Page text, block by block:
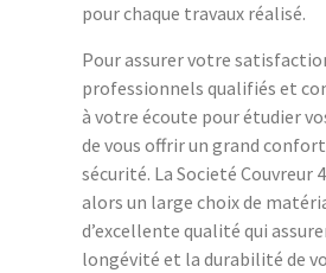
pour chaque travaux réalisé.
Pour assurer votre
professionnels qualifiés et
à votre écoute pour étudier
de vous offrir un grand
sécurité. La Societé Couvreur
alors un large choix de
d’excellente qualité qui
longévité et la durabilité de